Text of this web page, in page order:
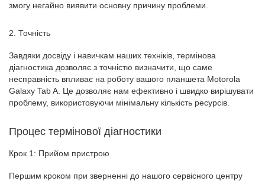
змогу негайно виявити основну причину проблеми.
2. Точність
Завдяки досвіду і навичкам наших техніків, термінова
діагностика дозволяє з точністю визначити, що саме
несправність впливає на роботу вашого планшета Motorola
Galaxy Tab A. Це дозволяє нам ефективно і швидко вирішувати
проблему, використовуючи мінімальну кількість ресурсів.
Процес термінової діагностики
Крок 1: Прийом пристрою
Першим кроком при зверненні до нашого сервісного центру